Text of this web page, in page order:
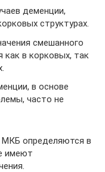
деменции,
структурах.
смешанного
как в корковых, так
в основе
часто не
определяются в
имеют